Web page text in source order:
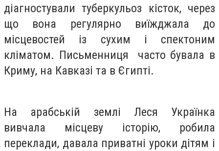
діагностували туберкульоз кісток, через
що вона регулярно виїжджала до
місцевостей із сухим і спектоним
кліматом. Письменниця часто бувала в
Криму, на Кавказі та в Єгипті.
На арабській землі Леся Українка
вивчала місцеву історію, робила
переклади, давала приватні уроки дітям і